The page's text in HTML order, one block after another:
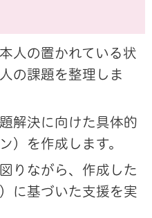
人の置かれている状
の課題を整理しま
解決に向けた具体的
）を作成します。
りながら、作成した
に基づいた支援を実